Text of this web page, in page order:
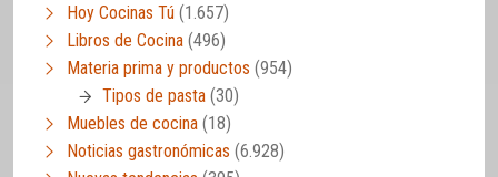
Hoy Cocinas Tú (1.657)
Libros de Cocina (496)
Materia prima y productos (954)
Tipos de pasta (30)
Muebles de cocina (18)
Noticias gastronómicas (6.928)